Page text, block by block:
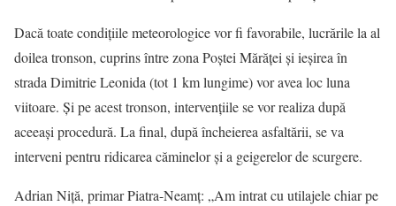
Dacă toate condițiile meteorologice vor fi favorabile, lucrările la al
doilea tronson, cuprins între zona Poștei Mărăței și ieșirea în
strada Dimitrie Leonida (tot 1 km lungime) vor avea loc luna
viitoare. Și pe acest tronson, intervențiile se vor realiza după
aceeași procedură. La final, după încheierea asfaltării, se va
interveni pentru ridicarea căminelor și a geigerelor de scurgere.
Adrian Niță, primar Piatra-Neamț: „Am intrat cu utilajele chiar pe